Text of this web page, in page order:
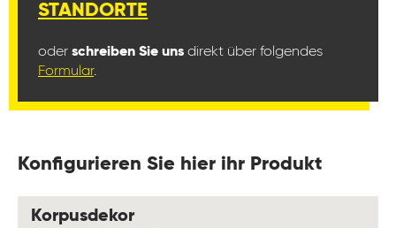
STANDORTE
oder schreiben Sie uns direkt über folgendes
Formular.
Konfigurieren Sie hier ihr Produkt
Korpusdekorauswählen